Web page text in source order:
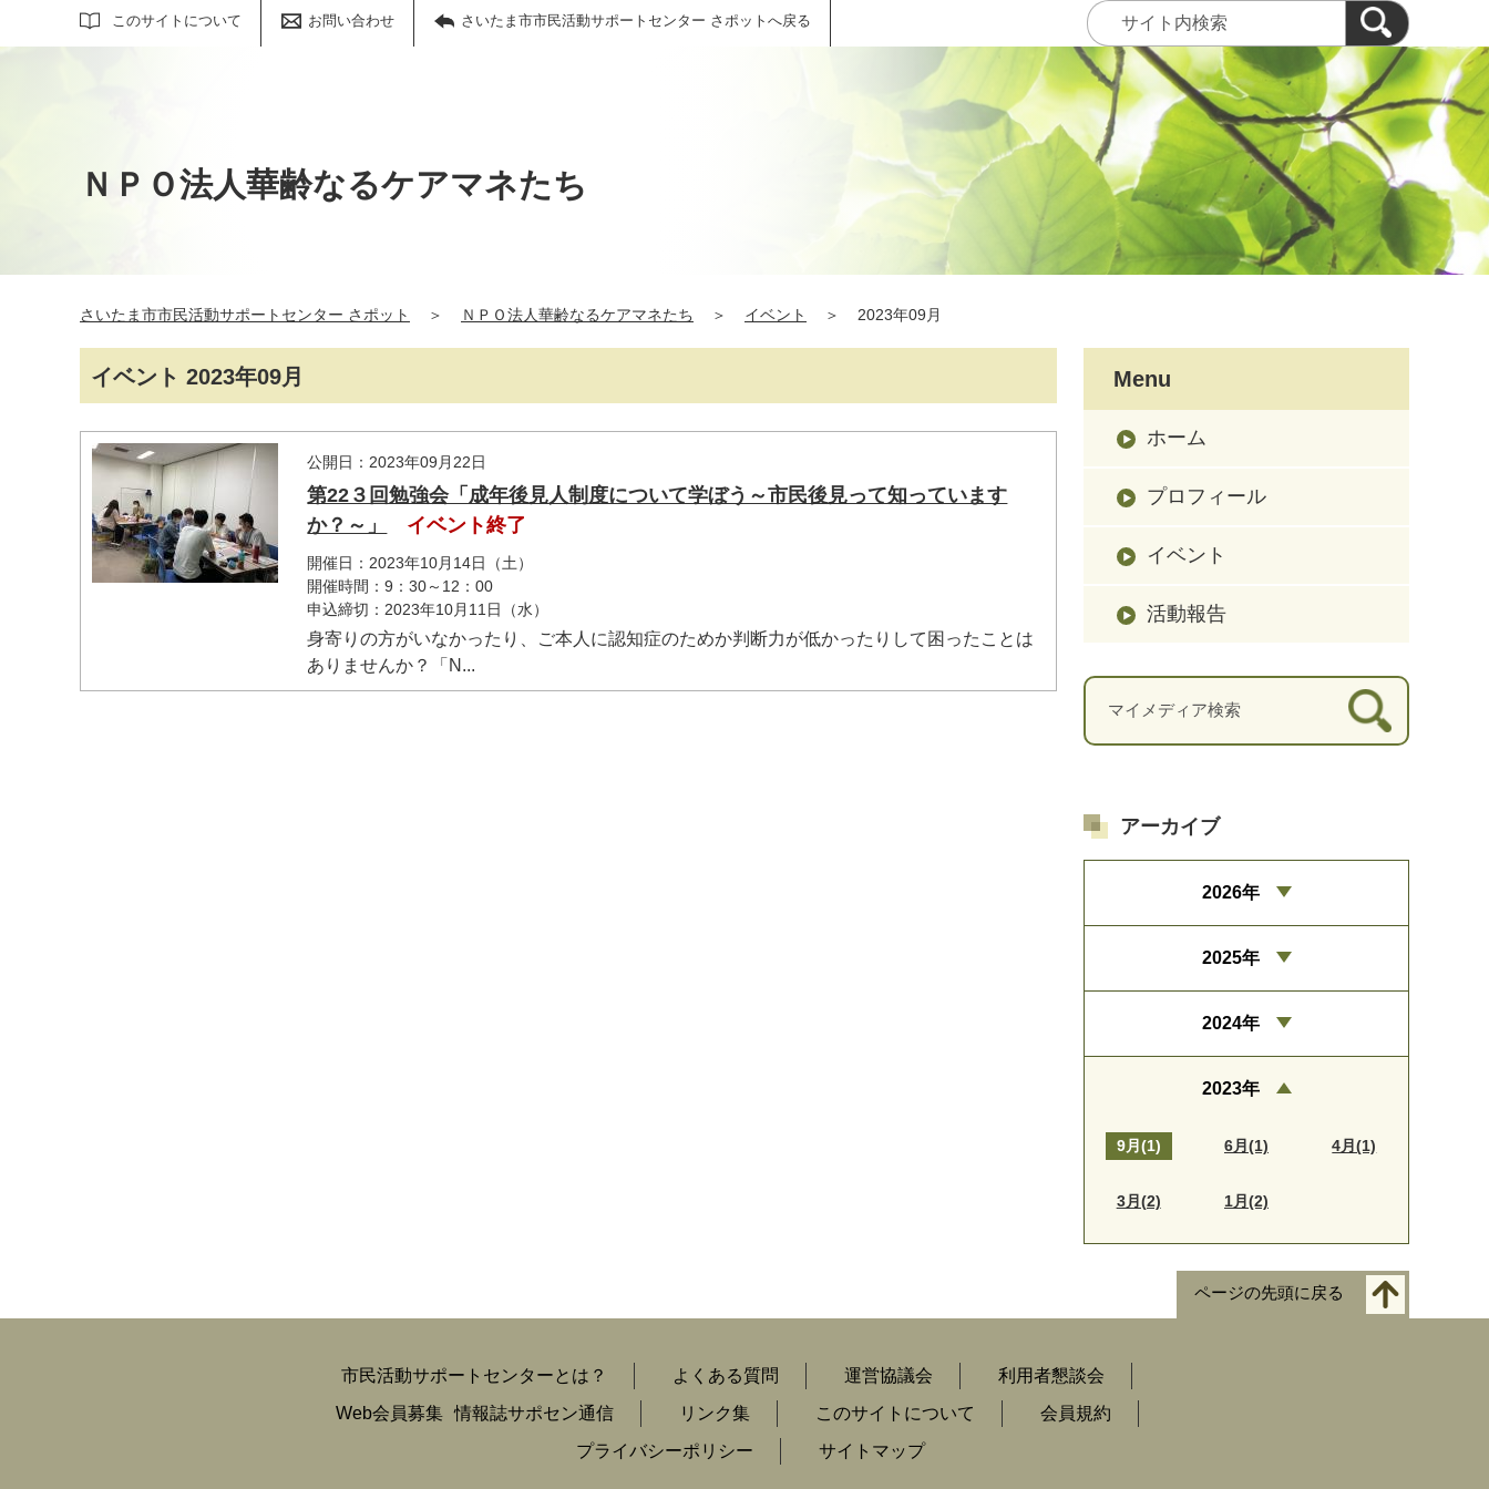
このサイトについて お問い合わせ さいたま市市民活動サポートセンター さポットへ戻る
サイト内検索
ＮＰＯ法人華齢なるケアマネたち
さいたま市市民活動サポートセンター さポット ＞ ＮＰＯ法人華齢なるケアマネたち ＞ イベント ＞ 2023年09月
イベント 2023年09月
公開日：2023年09月22日
第22３回勉強会「成年後見人制度について学ぼう～市民後見って知っています
か？～」
イベント終了
開催日：2023年10月14日（土）
開催時間：9：30～12：00
申込締切：2023年10月11日（水）
身寄りの方がいなかったり、ご本人に認知症のためか判断力が低かったりして困ったことは
ありませんか？「N...
Menu
ホーム
プロフィール
イベント
活動報告
マイメディア検索
アーカイブ
2026年
2025年
2024年
2023年
9月(1) 6月(1) 4月(1)
3月(2) 1月(2)
ページの先頭に戻る
市民活動サポートセンターとは？ よくある質問 運営協議会
利用者懇談会
Web会員募集 情報誌サポセン通信 リンク集 このサイトについて
会員規約
プライバシーポリシー
サイトマップ